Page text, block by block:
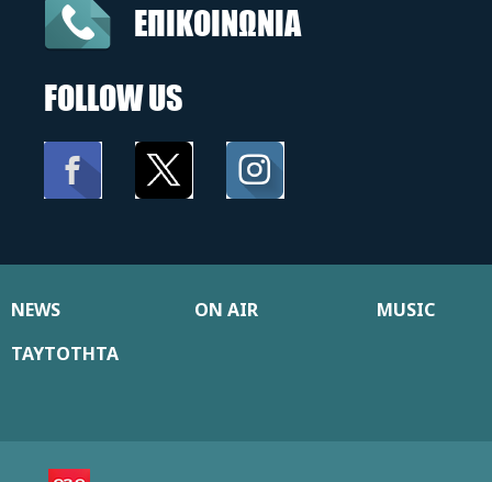
ΕΠΙΚΟΙΝΩΝΙΑ
FOLLOW US
NEWS ON AIR
MUSIC
ΤΑΥΤΟΤΗΤΑ